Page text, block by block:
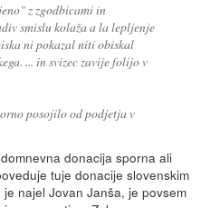
z zgodbicami in
smislu kolaža a la lepljenje
ni pokazal niti obiskal
... in svizec zavije folijo v
posojilo od podjetja v
donacija sporna ali
tuje donacije slovenskim
najel Jovan Janša, je povsem